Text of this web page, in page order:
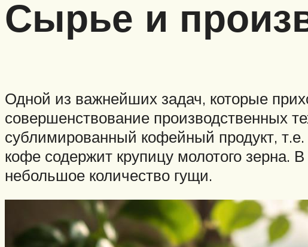
Сырье и
Одной из важнейших задач, которые
совершенствование производственных
сублимированный кофейный продукт,
кофе содержит крупицу молотого зерна.
небольшое количество гущи.